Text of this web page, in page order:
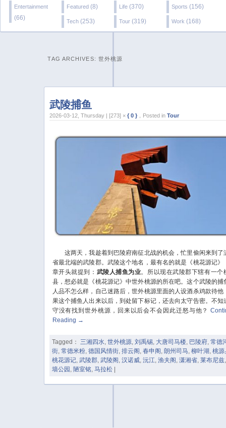
Entertainment
(66)
Featured (8) Life (370) Sports (156)
Tech (253) Tour (319) Work (168)
TAG ARCHIVES: 世外桃源
武陵捕鱼
2026-03-12, Thursday | [273] ×{ 0 } ，Posted inTour
这两天，我趁着到巴陵府南征北战的机会，忙里偷闲来到了
省最北端的武陵郡。武陵这个地名，最有名的就是《桃花源记》
章开头就提到： 武陵人捕鱼为业。所以现在武陵郡下辖有一个
县，想必就是《桃花源记》中世外桃源的所在吧。这个武陵的捕
人品不怎么样，自己迷路后，世外桃源里面的人设酒杀鸡款待他
果这个捕鱼人出来以后，到处留下标记，还去向太守告密。不知
守没有找到世外桃源，回来以后会不会因此迁怒与他？
Reading →
Tagged： 三湘四水,世外桃源,刘禹锡, 大唐司马楼, 巴陵府,常德
街,常德米粉,德国风情街,排云阁 ,春申阁 ,朗州司马,柳叶湖,桃源
桃花源记,武陵郡,武陵阁 ,汉诺威,沅江,渔夫阁 ,潇湘省,莱布尼兹
墙公园 , 陋室铭,马拉松